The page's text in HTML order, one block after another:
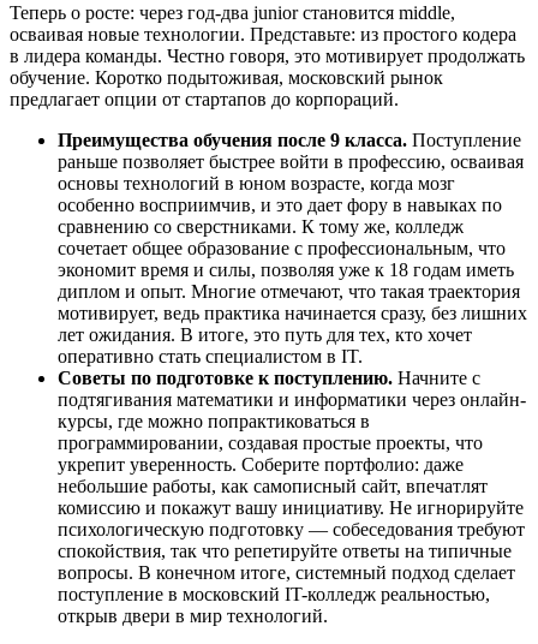
Теперь о росте: через год-два junior становится middle,
осваивая новые технологии. Представьте: из простого кодера
в лидера команды. Честно говоря, это мотивирует продолжать
обучение. Коротко подытоживая, московский рынок
предлагает опции от стартапов до корпораций.
Преимущества обучения после 9 класса. Поступление
раньше позволяет быстрее войти в профессию, осваивая
основы технологий в юном возрасте, когда мозг
особенно восприимчив, и это дает фору в навыках по
сравнению со сверстниками. К тому же, колледж
сочетает общее образование с профессиональным, что
экономит время и силы, позволяя уже к 18 годам иметь
диплом и опыт. Многие отмечают, что такая траектория
мотивирует, ведь практика начинается сразу, без лишних
лет ожидания. В итоге, это путь для тех, кто хочет
оперативно стать специалистом в IT.
Советы по подготовке к поступлению. Начните с
подтягивания математики и информатики через онлайн-
курсы, где можно попрактиковаться в
программировании, создавая простые проекты, что
укрепит уверенность. Соберите портфолио: даже
небольшие работы, как самописный сайт, впечатлят
комиссию и покажут вашу инициативу. Не игнорируйте
психологическую подготовку — собеседования требуют
спокойствия, так что репетируйте ответы на типичные
вопросы. В конечном итоге, системный подход сделает
поступление в московский IT-колледж реальностью,
открыв двери в мир технологий.